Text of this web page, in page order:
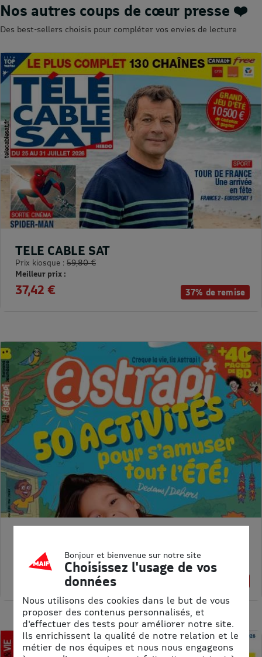
Nos autres coups de cœur presse ❤️
Des best-sellers choisis pour compléter vos envies de lecture
37% de remise
TELE CABLE SAT
Prix kiosque : 59,80 €
Meilleur prix :
37,42 €
Prix kiosque :62,40 €
Meilleur prix :
Bonjour et bienvenue sur notre site
Choisissez l'usage de vos
données
Nous utilisons des cookies dans le but de vous
proposer des contenus personnalisés, et
d'effectuer des tests pour améliorer notre site.
Ils enrichissent la qualité de notre relation et le
métier de nos équipes et nous nous engageons